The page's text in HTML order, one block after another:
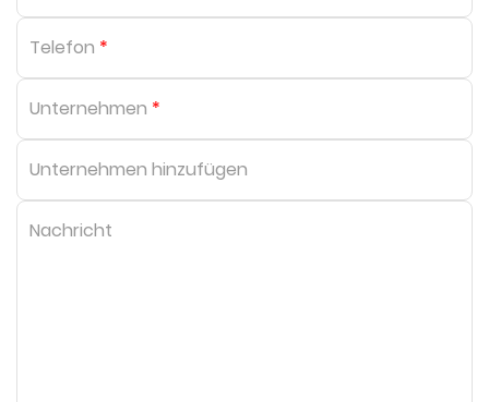
Telefon *
Unternehmen *
Unternehmen hinzufügen
Nachricht